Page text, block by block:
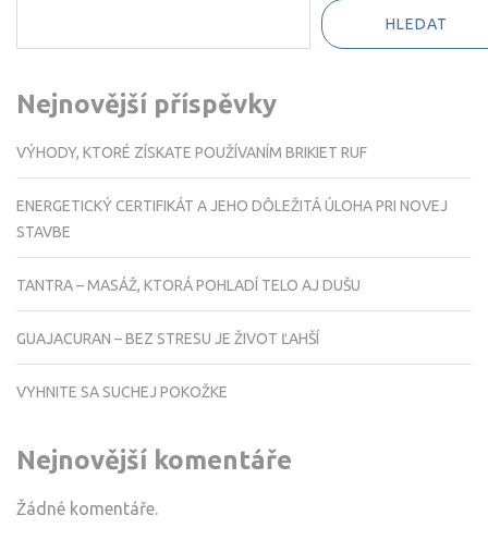
HLEDAT
Nejnovější příspěvky
VÝHODY, KTORÉ ZÍSKATE POUŽÍVANÍM BRIKIET RUF
ENERGETICKÝ CERTIFIKÁT A JEHO DÔLEŽITÁ ÚLOHA PRI NOVEJ
STAVBE
TANTRA – MASÁŽ, KTORÁ POHLADÍ TELO AJ DUŠU
GUAJACURAN – BEZ STRESU JE ŽIVOT ĽAHŠÍ
VYHNITE SA SUCHEJ POKOŽKE
Nejnovější komentáře
Žádné komentáře.